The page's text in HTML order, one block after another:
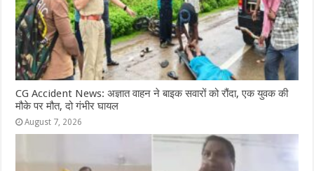
CG Accident News: अज्ञात वाहन ने बाइक सवारों को रौंदा, एक युवक की
मौके पर मौत, दो गंभीर घायल
August 7, 2026